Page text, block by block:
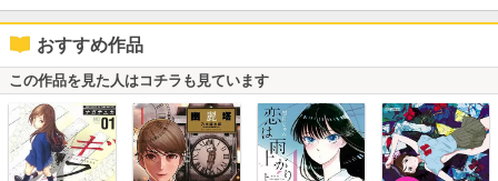
おすすめ作品
この作品を見た人はコチラも見ています